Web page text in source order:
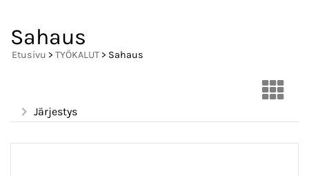
Sahaus
Etusivu > TYÖKALUT> Sahaus
Järjestys